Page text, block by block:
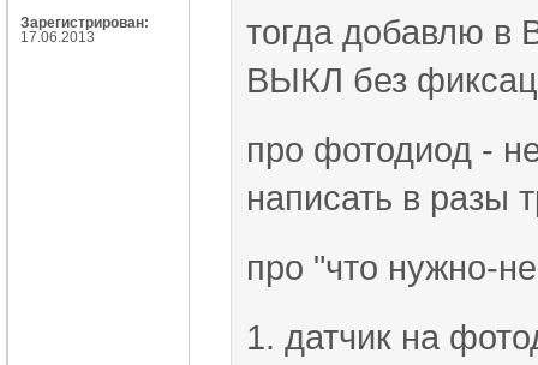
Зарегистрирован:
17.06.2013
тогда добавлю в
ВЫКЛ без
про фотодиод -
написать в разы
про "что нужно-
1. датчик на